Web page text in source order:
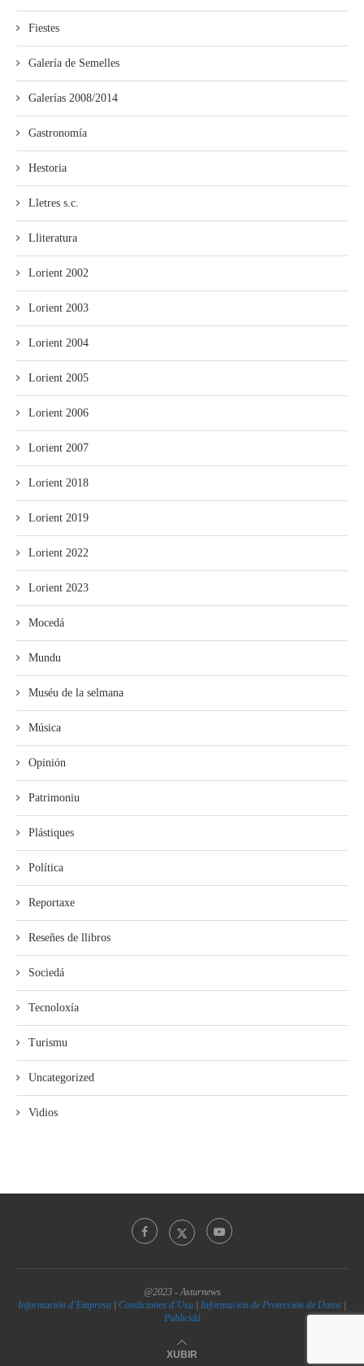
Fiestes
Galería de Semelles
Galerías 2008/2014
Gastronomía
Hestoria
Lletres s.c.
Lliteratura
Lorient 2002
Lorient 2003
Lorient 2004
Lorient 2005
Lorient 2006
Lorient 2007
Lorient 2018
Lorient 2019
Lorient 2022
Lorient 2023
Mocedá
Mundu
Muséu de la selmana
Música
Opinión
Patrimoniu
Plástiques
Política
Reportaxe
Reseñes de llibros
Sociedá
Tecnoloxía
Turismu
Uncategorized
Vidios
@2023 - Asturnews
Información d’Empresa | Condiciones d’Usu | Información de Protección de Datos |
Publicidá
XUBIR